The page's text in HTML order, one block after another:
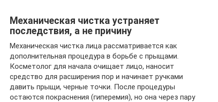
Механическая чистка устраняет
последствия, а не причину
Механическая чистка лица рассматривается как
дополнительная процедура в борьбе с прыщами.
Косметолог для начала очищает лицо, наносит
средство для расширения пор и начинает ручками
давить прыщи, черные точки. После процедуры
остаются покраснения (гиперемия), но она через пару